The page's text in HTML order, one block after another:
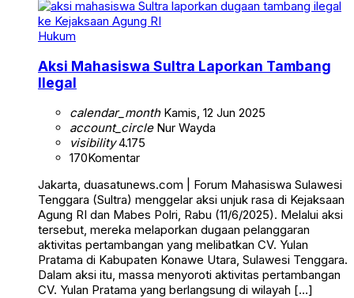
Hukum
Aksi Mahasiswa Sultra Laporkan Tambang
Ilegal
calendar_monthKamis, 12 Jun 2025
account_circleNur Wayda
visibility4.175
170Komentar
Jakarta, duasatunews.com | Forum Mahasiswa Sulawesi
Tenggara (Sultra) menggelar aksi unjuk rasa di Kejaksaan
Agung RI dan Mabes Polri, Rabu (11/6/2025). Melalui aksi
tersebut, mereka melaporkan dugaan pelanggaran
aktivitas pertambangan yang melibatkan CV. Yulan
Pratama di Kabupaten Konawe Utara, Sulawesi Tenggara.
Dalam aksi itu, massa menyoroti aktivitas pertambangan
CV. Yulan Pratama yang berlangsung di wilayah […]